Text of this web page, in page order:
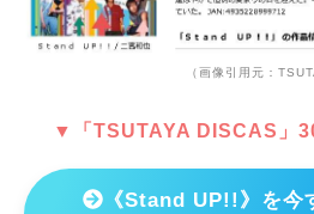
（画像引用元：
▼「TSUTAYA DISCAS」
《Stand UP!!》を今